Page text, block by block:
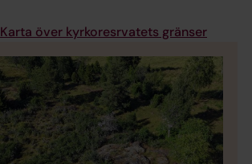
Karta över kyrkoresrvatets gränser